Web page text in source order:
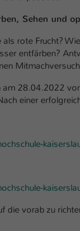
Sehen und
rote Frucht?
entfärben?
am 28.04.2022
einer
die vorab zu